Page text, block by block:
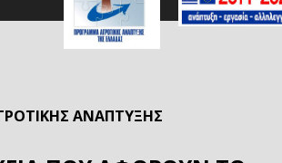
ΑΝΑΠΤΥΞΗΣ